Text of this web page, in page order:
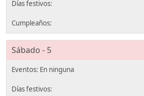
Sábado - 5